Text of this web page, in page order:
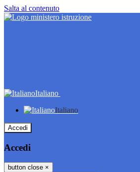
Salta al contenuto
Italiano
Italiano
Accedi
Accedi
button close ×